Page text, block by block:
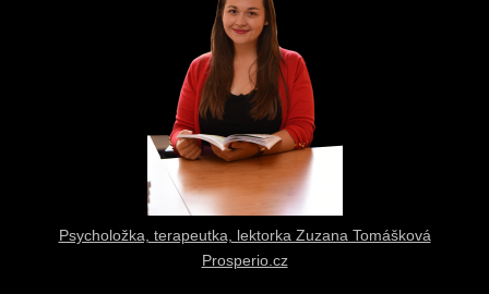
Psycholožka, terapeutka, lektorka Zuzana Tomášková
Prosperio.cz